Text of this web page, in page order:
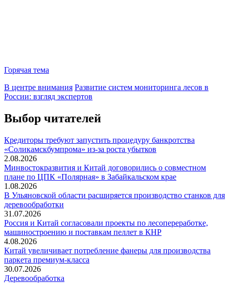
Горячая тема
В центре внимания Развитие систем мониторинга лесов в
России: взгляд экспертов
Выбор читателей
Кредиторы требуют запустить процедуру банкротства
«Соликамскбумпрома» из-за роста убытков
2.08.2026
Минвостокразвития и Китай договорились о совместном
плане по ЦПК «Полярная» в Забайкальском крае
1.08.2026
В Ульяновской области расширяется производство станков для
деревообработки
31.07.2026
Россия и Китай согласовали проекты по лесопереработке,
машиностроению и поставкам пеллет в КНР
4.08.2026
Китай увеличивает потребление фанеры для производства
паркета премиум-класса
30.07.2026
Деревообработка